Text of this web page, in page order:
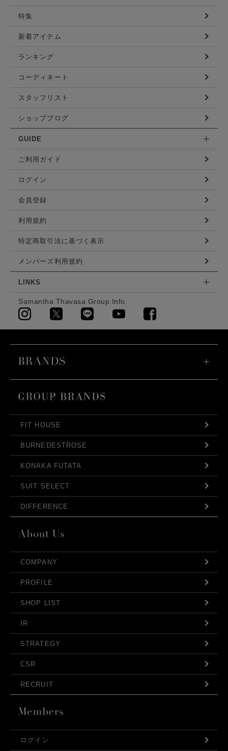
特集
新着アイテム
ランキング
コーディネート
スタッフリスト
ショップブログ
GUIDE
ご利用ガイド
ログイン
会員登録
利用規約
特定商取引法に基づく表示
メンバーズ利用規約
LINKS
Samantha Thavasa Group Info.
FIT HOUSE
BURNEDESTROSE
KONAKA FUTATA
SUIT SELECT
DIFFERENCE
COMPANY
PROFILE
SHOP LIST
IR
STRATEGY
CSR
RECRUIT
ログイン